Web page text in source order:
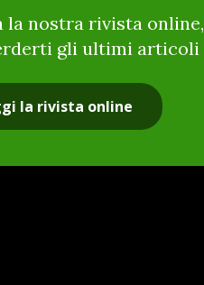
la nostra rivista online,
gli ultimi articoli
la rivista online